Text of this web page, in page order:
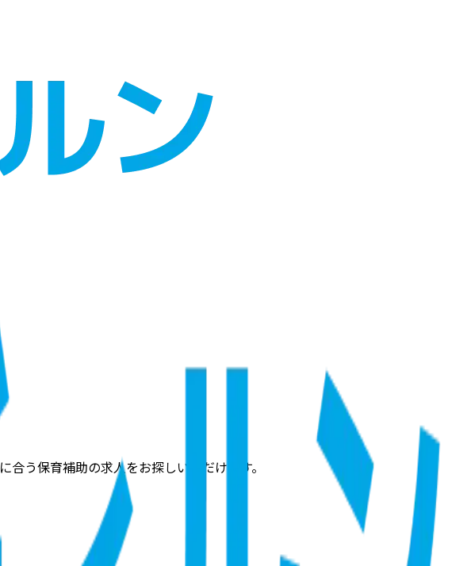
う保育補助の求人をお探しいただけます。